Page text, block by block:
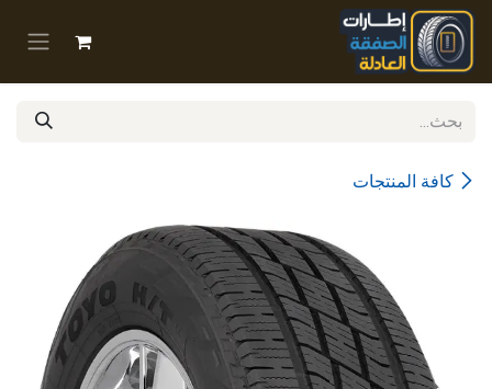
تخطي للذهاب إلى المحتوى
كافة المنتجات